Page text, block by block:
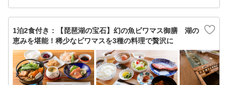
1泊2食付き：【琵琶湖の宝石】幻の魚ビワマス御膳 湖の
恵みを堪能！稀少なビワマスを3種の料理で贅沢に